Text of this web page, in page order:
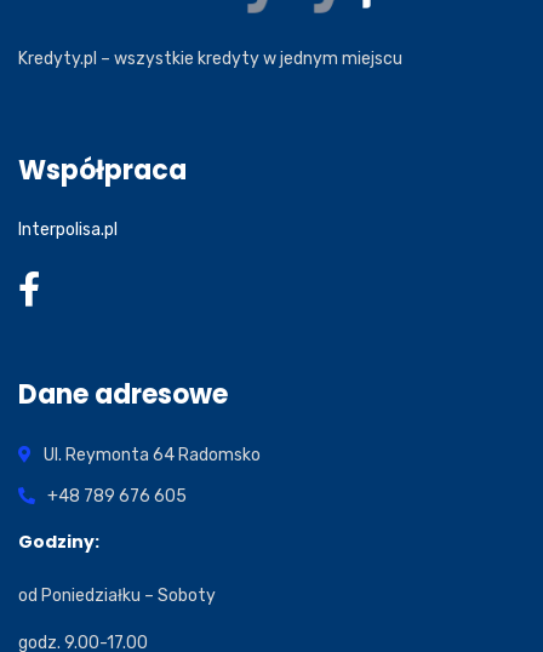
Kredyty.pl – wszystkie kredyty w jednym miejscu
Współpraca
Interpolisa.pl
Dane adresowe
Ul. Reymonta 64 Radomsko
+48 789 676 605
Godziny:
od Poniedziałku – Soboty
godz. 9.00-17.00